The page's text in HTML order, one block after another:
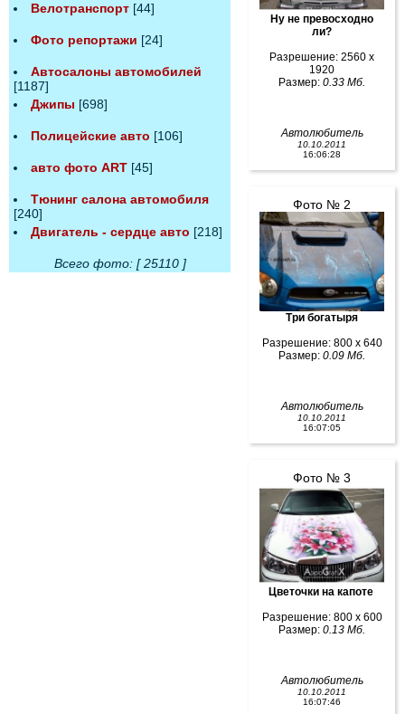
Велотранспорт [44]
Фото репортажи [24]
Автосалоны автомобилей
[1187]
Джипы [698]
Полицейские авто [106]
авто фото ART [45]
Тюнинг салона автомобиля
[240]
Двигатель - сердце авто [218]
Всего фото: [ 25110 ]
Ну не превосходно
ли?
Разрешение: 2560 x
1920
Размер: 0.33 Мб.
Автолюбитель
10.10.2011
16:06:28
Фото № 2
Три богатыря
Разрешение: 800 x 640
Размер: 0.09 Мб.
Автолюбитель
10.10.2011
16:07:05
Фото № 3
Цветочки на капоте
Разрешение: 800 x 600
Размер: 0.13 Мб.
Автолюбитель
10.10.2011
16:07:46